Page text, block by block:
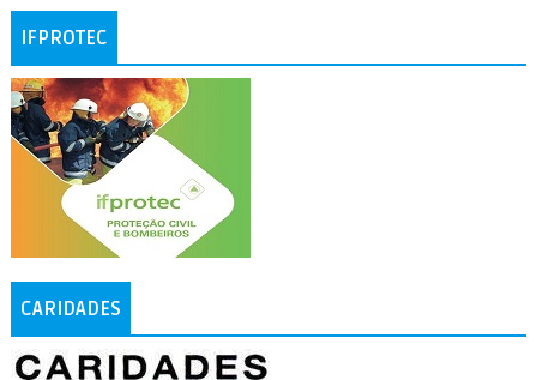
IFPROTEC
CARIDADES